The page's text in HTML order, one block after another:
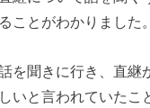
ことがわかりました。
を聞きに行き、直継
いと言われていたこ